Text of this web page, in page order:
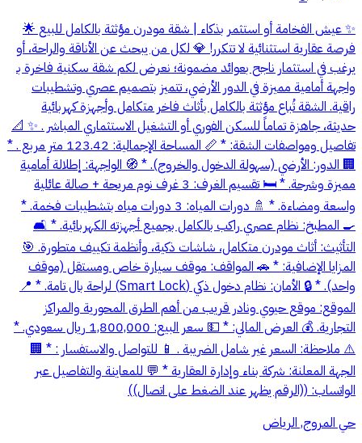
✨ عيش الفخامة أو استثمر بذكاء | شقة مودرن مؤثثة بالكامل للبيع 🌟
فرصة عقارية استثنائية لا تتكرر! 💎 لكل من يبحث عن الأناقة والراحة، أو
يرغب في استثمار ناجح بعوائد مضمونة؛ نعرض لكم شقة سكنية فاخرة بـ
واجهة أمامية مميزة في الدور الأرضي، تتميز بتصميم عصري وتشطيبات
راقية. الشقة تُباع مؤثثة بالكامل بأثاث فاخر متكامل وأجهزة كهربائية
حديثة، جاهزة تماماً للسكن الفوري أو التشغيل الاستثماري المباشر . ✨ 📐
تفاصيل ومواصفات الشقة: * 📏 المساحة الإجمالية: 123.42 متر مربع . *
🏢 الدور: الأرضي (سهولة الدخول والخروج). * 🧭 الواجهة: إطلالة أمامية
مميزة وشرحة. * 🛏️ تقسيم الغرف: 3 غرف نوم مريحة + صالة عائلية
واسعة ومضاءة. * 🚿 دورات المياه: 3 دورات مياه بتشطيبات فخمة. *
🍳 المطبخ: نظام عصري راكب بالكامل بجميع أجهزته الكهربائية. * 🛋️
التأثيث: أثاث مودرن متكامل، شاشات ذكية، وأنظمة تكييف متطورة. 🎯
المزايا الإضافية: * 🚗 المواقف: موقف سيارة خاص ومستقل (موقف
واحد). * 🔒 الأمان: نظام دخول ذكي (Smart Lock) لراحة بال تامة. * 📍
الموقع: موقع حيوي ونادر قريب من أهم الطرق المحورية والمراكز
التجارية. 💰 العرض المالي: * 💵 سعر البيع: 1,800,000 ريال سعودي. *
⚠️ ملاحظة: السعر غير شامل الضريبة . 📱 للتواصل والاستفسار : * 🏢
الجهة المعلنة: شركة بناء وإدارة العقارية * 💬 للمعاينة والتفاصيل عبر
الواتساب: ((الرقم يظهر عند الضغط على اتصال))
حي المروج, الرياض